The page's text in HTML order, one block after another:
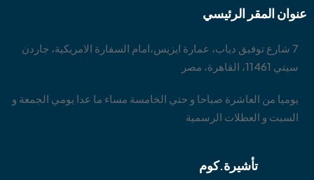
عنوان المقر الرئيسي
7 شارع توفيق دياب، عمارة ايزيس،امام السفارة الامريكية، جاردن
سيتي 11461، القاهرة، مصر
يوميا من العاشرة صباحا و حتي الخامسة مساء ما عدا يومي الجمعة و
السبت و العطلات الرسمية
تأشيرة.كوم